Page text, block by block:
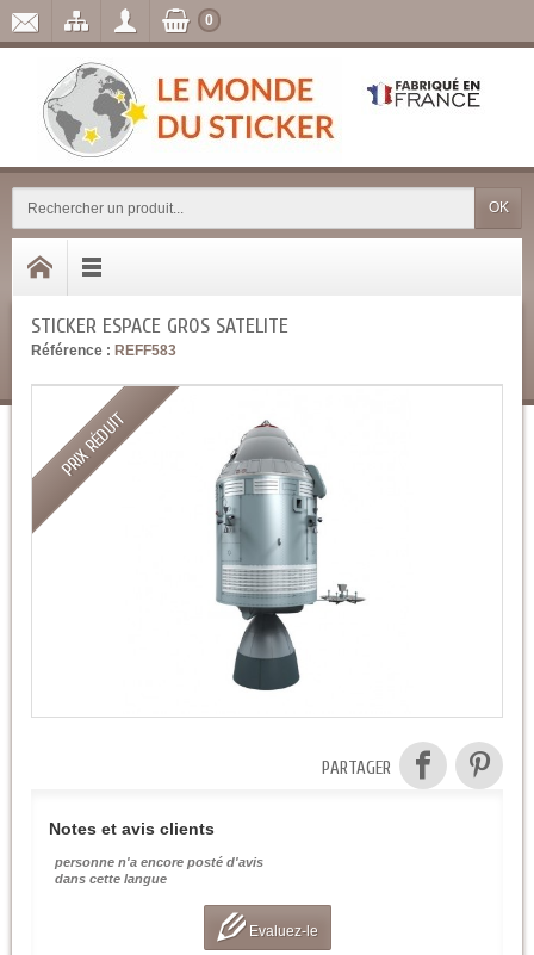
OK
0
STICKER ESPACE GROS SATELITE
Référence : REFF583
PRIX RÉDUIT
PARTAGER
Notes et avis clients
personne n'a encore posté d'avis
dans cette langue
Evaluez-le